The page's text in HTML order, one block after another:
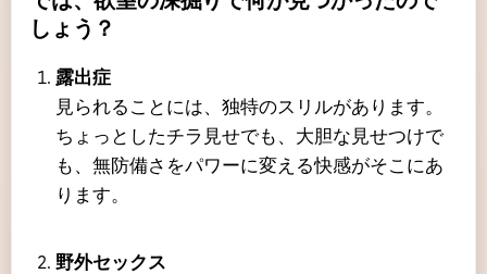
しょう？
露出症
見られることには、独特のスリルがあります。
ちょっとしたチラ見せでも、大胆な見せつけで
も、無防備さをパワーに変える快感がそこにあ
ります。
野外セックス